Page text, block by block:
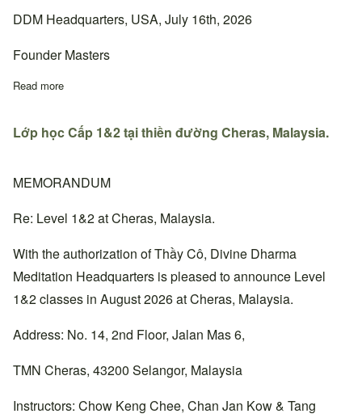
DDM Headquarters, USA, July 16th, 2026
Founder Masters
Read more
Lớp học Cấp 1&2 tại thiền đường Cheras, Malaysia.
MEMORANDUM
Re: Level 1&2 at Cheras, Malaysia.
With the authorization of Thầy Cô, Divine Dharma
Meditation Headquarters is pleased to announce Level
1&2 classes in August 2026 at Cheras, Malaysia.
Address: No. 14, 2nd Floor, Jalan Mas 6,
TMN Cheras, 43200 Selangor, Malaysia
Instructors: Chow Keng Chee, Chan Jan Kow & Tang